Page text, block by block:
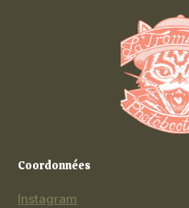
Coordonnées
Instagram